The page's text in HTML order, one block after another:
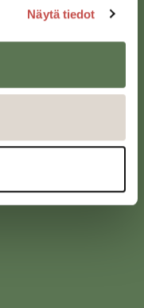
Näytä tiedot